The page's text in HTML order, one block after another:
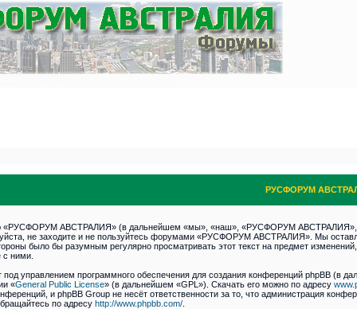
РУСФОРУМ
«РУСФОРУМ АВСТРАЛИЯ» (в дальнейшем «мы», «наш», «РУСФОРУМ АВСТРАЛИЯ»,
не заходите и не пользуйтесь форумами «РУСФОРУМ АВСТРАЛИЯ». Мы
было бы разумным регулярно просматривать этот текст на предмет
с ними.
управлением программного обеспечения для создания конференций phpBB (в
«General Public License» (в дальнейшем «GPL»). Скачать его можно по адресу
и phpBB Group не несёт ответственности за то, что администрация
по адресу http://www.phpbb.com/.